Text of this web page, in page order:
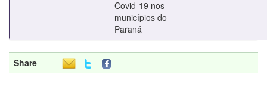
Covid-19 nos
municípios do
Paraná
Share